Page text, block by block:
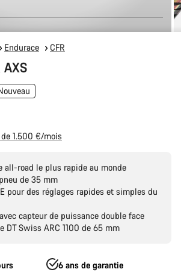
Endurace CFR
1.500 €/mois
all-road le plus rapide au monde
de 35 mm
pour des réglages rapides et simples du
capteur de puissance double face
DT Swiss ARC 1100 de 65 mm
6 ans de garantie